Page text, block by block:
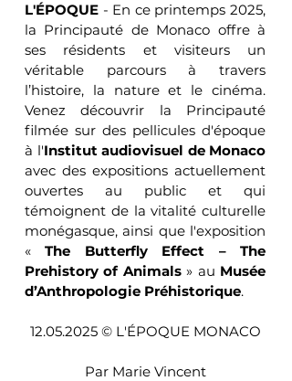
L'ÉPOQUE - En ce printemps 2025,
la Principauté de Monaco offre à
ses résidents et visiteurs un
véritable parcours à travers
Venez découvrir la Principauté
filmée sur des pellicules d'époque
à l'Institut audiovisuel de Monaco
avec des expositions actuellement
ouvertes au public et qui
témoignent de la vitalité culturelle
monégasque, ainsi que l'exposition
« The Butterfly Effect – The
Prehistory of Animals » au Musée
d’Anthropologie Préhistorique.
12.05.2025 © L'ÉPOQUE MONACO
Par Marie Vincent